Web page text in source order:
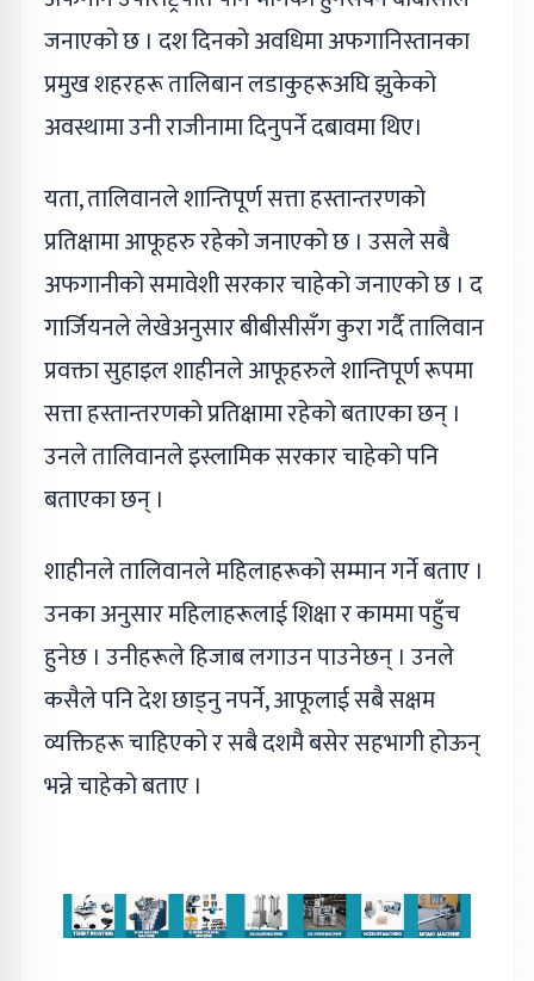
जनाएको छ । दश दिनको अवधिमा अफगानिस्तानका
प्रमुख शहरहरू तालिबान लडाकुहरूअघि झुकेको
अवस्थामा उनी राजीनामा दिनुपर्ने दबावमा थिए।
यता, तालिवानले शान्तिपूर्ण सत्ता हस्तान्तरणको
प्रतिक्षामा आफूहरु रहेको जनाएको छ । उसले सबै
अफगानीको समावेशी सरकार चाहेको जनाएको छ । द
गार्जियनले लेखेअनुसार बीबीसीसँग कुरा गर्दै तालिवान
प्रवक्ता सुहाइल शाहीनले आफूहरुले शान्तिपूर्ण रूपमा
सत्ता हस्तान्तरणको प्रतिक्षामा रहेको बताएका छन् ।
उनले तालिवानले इस्लामिक सरकार चाहेको पनि
बताएका छन् ।
शाहीनले तालिवानले महिलाहरूको सम्मान गर्ने बताए ।
उनका अनुसार महिलाहरूलाई शिक्षा र काममा पहुँच
हुनेछ । उनीहरूले हिजाब लगाउन पाउनेछन् । उनले
कसैले पनि देश छाड्नु नपर्ने, आफूलाई सबै सक्षम
व्यक्तिहरू चाहिएको र सबै दशमै बसेर सहभागी होऊन्
भन्ने चाहेको बताए ।